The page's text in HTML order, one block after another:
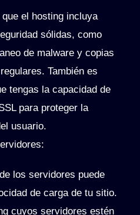
el hosting incluya
sólidas, como
de malware y copias
También es
tengas la capacidad de
para proteger la
usuario.
:
los servidores puede
de carga de tu sitio.
cuyos servidores estén